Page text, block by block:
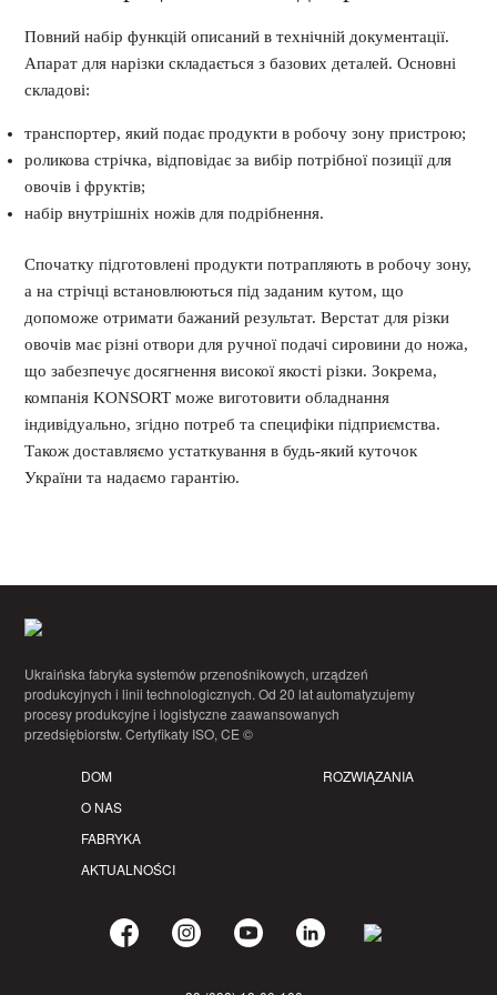
Повний набір функцій описаний в технічній документації.
Апарат для нарізки складається з базових деталей. Основні
складові:
транспортер, який подає продукти в робочу зону пристрою;
роликова стрічка, відповідає за вибір потрібної позиції для
овочів і фруктів;
набір внутрішніх ножів для подрібнення.
Спочатку підготовлені продукти потрапляють в робочу зону,
а на стрічці встановлюються під заданим кутом, що
допоможе отримати бажаний результат. Верстат для різки
овочів має різні отвори для ручної подачі сировини до ножа,
що забезпечує досягнення високої якості різки. Зокрема,
компанія KONSORT може виготовити обладнання
індивідуально, згідно потреб та специфіки підприємства.
Також доставляємо устаткування в будь-який куточок
України та надаємо гарантію.
Ukraińska fabryka systemów przenośnikowych, urządzeń
produkcyjnych i linii technologicznych. Od 20 lat automatyzujemy
procesy produkcyjne i logistyczne zaawansowanych
przedsiębiorstw. Certyfikaty ISO, CE ©
DOM
O NAS
FABRYKA
AKTUALNOŚCI
ROZWIĄZANIA